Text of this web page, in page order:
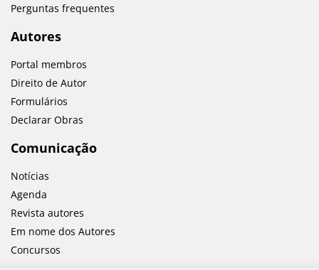
Perguntas frequentes
Autores
Portal membros
Direito de Autor
Formulários
Declarar Obras
Comunicação
Notícias
Agenda
Revista autores
Em nome dos Autores
Concursos